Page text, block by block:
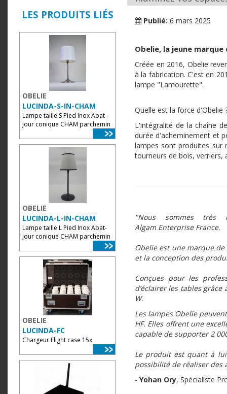
LES PRODUITS LIÉS
OBELIE
LUCINDA-S-IN-CHAM
Lampe taille S Pied Inox Abat-
jour conique CHAM parchemin
OBELIE
LUCINDA-L-IN-CHAM
Lampe taille L Pied Inox Abat-
jour conique CHAM parchemin
OBELIE
LUCINDA-FC
Chargeur Flight case 15x
Publié: 6 mars 2025
Obelie, la jeune
Créée en 2016, Obelie
à la fabrication. C'est en
lampe "Lamourette".
Quelle est la force d'Obelie
L'intégralité de la chaîne
durée d'acheminement et
lampes sont produites sur
tourneurs de bois, verriers,
"Nous sommes très
Algam Enterprise France.
Obelie est une marque
et la conception des
Conçues pour les
d’éclairer les tables grâce
W.
Les lampes Obelie
HF. Elles offrent une
capable de supporter 2
Le produit est quant à
possibilité de réaliser des
- Yohan Ory, Spécialiste